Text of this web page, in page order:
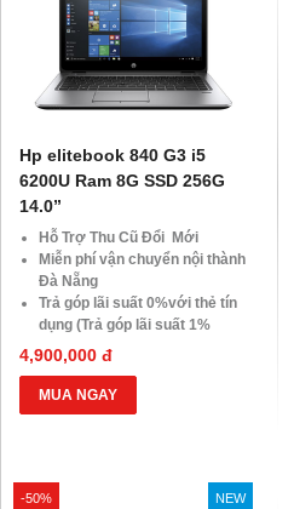
Hp elitebook 840 G3 i5
6200U Ram 8G SSD 256G
14.0”
Hỗ Trợ Thu Cũ Đổi Mới
Miễn phí vận chuyển nội thành
Đà Nẵng
Trả góp lãi suất 0%với thẻ tín
dụng (Trả góp lãi suất 1%
HDsaison - chỉ cần CMND
BLX hoặc hộ khẩu gốc )
Giảm 20%khi nâng cấp Ram-
SSD
Giá 500.000đ
4,900,000 đ
MUA NGAY
-50% NEW